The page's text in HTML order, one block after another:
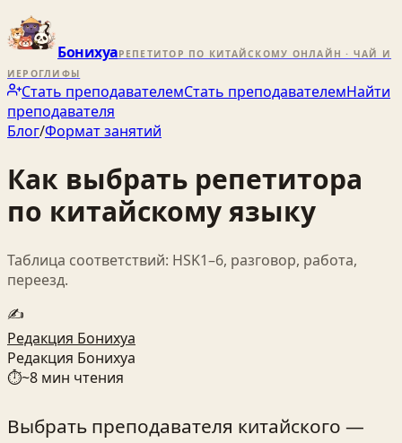
БонихуаРЕПЕТИТОР ПО КИТАЙСКОМУ ОНЛАЙН · ЧАЙ И
ИЕРОГЛИФЫ
Стать преподавателемСтать преподавателемНайти
преподавателя
Блог/Формат занятий
Как выбрать репетитора
по китайскому языку
Таблица соответствий: HSK1–6, разговор, работа,
переезд.
✍️
Редакция Бонихуа
Редакция Бонихуа
⏱~8 мин чтения
Выбрать преподавателя китайского —